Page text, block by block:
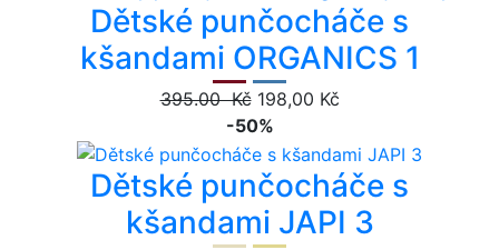
Dětské punčocháče s
kšandami ORGANICS 1
395.00 Kč 198,00 Kč
-50%
Dětské punčocháče s
kšandami JAPI 3